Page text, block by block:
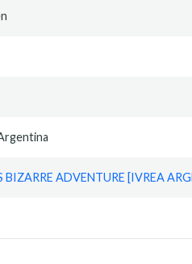
BIZARRE ADVENTURE [IVREA